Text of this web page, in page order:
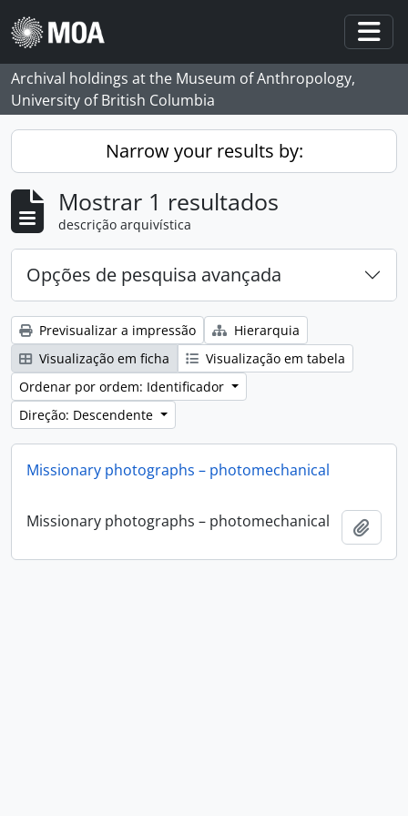
Skip to main content
Archival holdings at the Museum of Anthropology,
University of British Columbia
Narrow your results by:
Mostrar 1 resultados
descrição arquivística
Opções de pesquisa avançada
Previsualizar a impressão
Hierarquia
Visualização em ficha
Visualização em tabela
Ordenar por ordem: Identificador
Direção: Descendente
Missionary photographs – photomechanical
Missionary photographs – photomechanical